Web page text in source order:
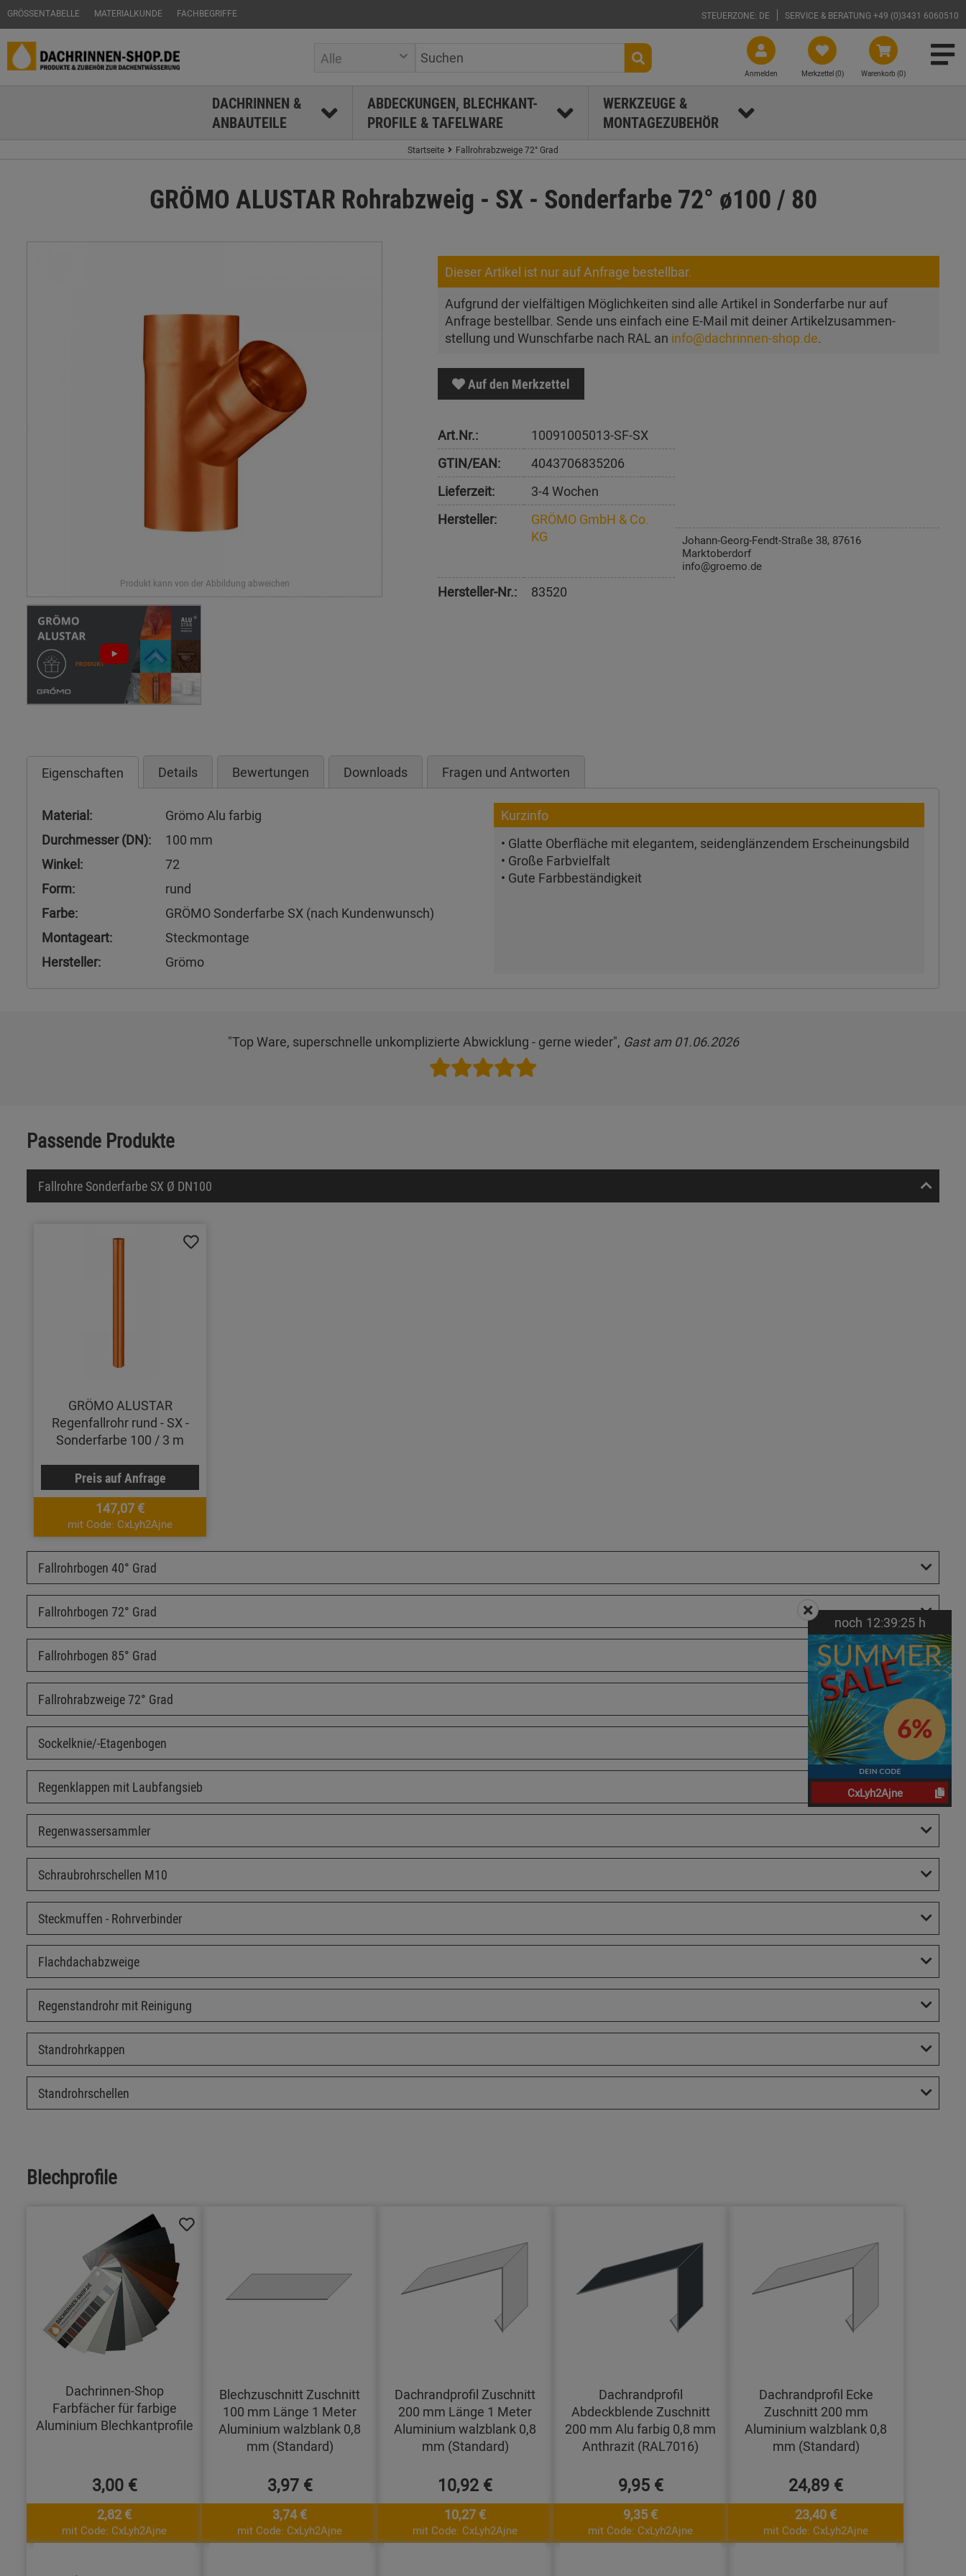
GRÖSSENTABELLE MATERIALKUNDE FACHBEGRIFFE STEUERZONE: DE SERVICE & BERATUNG +49 (0)3431 6060510
Warenkorb (0)
Merkzettel (0)
Anmelden
Alle
DACHRINNEN &
ANBAUTEILE
ABDECKUNGEN, BLECHKANT-
PROFILE & TAFELWARE
WERKZEUGE &
MONTAGEZUBEHÖR
Startseite Fallrohrabzweige 72° Grad
GRÖMO ALUSTAR Rohrabzweig - SX - Sonderfarbe 72° ø100 / 80
Dieser Artikel ist nur auf Anfrage bestellbar.
Aufgrund der vielfältigen Möglichkeiten sind alle Artikel in Sonderfarbe nur auf
Anfrage bestellbar. Sende uns einfach eine E-Mail mit deiner Artikel­zusam­men­
stellung und Wunschfarbe nach RAL an info@dachrinnen-shop.de.
Auf den Merkzettel
Art.Nr.:
10091005013-SF-SX
GTIN/EAN:
4043706835206
Lieferzeit:
3-4 Wochen
Hersteller:
GRÖMO GmbH & Co.
KG
Johann-Georg-Fendt-Straße 38, 87616
Marktoberdorf
info@groemo.de
Hersteller-Nr.: 83520
Eigenschaften Details Bewertungen Downloads Fragen und Antworten
Material:
Grömo Alu farbig
Durchmesser (DN):
100 mm
Winkel:
72
Form:
rund
Farbe:
GRÖMO Sonderfarbe SX (nach Kundenwunsch)
Montageart:
Steckmontage
Hersteller:
Grömo
Kurzinfo
• Glatte Oberfläche mit elegantem, seidenglänzendem Erscheinungsbild
• Große Farbvielfalt
• Gute Farbbeständigkeit
"Top Ware, superschnelle unkomplizierte Abwicklung - gerne wieder", Gast am 01.06.2026
Passende Produkte
Fallrohre Sonderfarbe SX Ø DN100
GRÖMO ALUSTAR
Regenfallrohr rund - SX -
Sonderfarbe 100 / 3 m
Preis auf Anfrage
147,07 €
mit Code: CxLyh2Ajne
Fallrohrbogen 40° Grad
Fallrohrbogen 72° Grad
Fallrohrbogen 85° Grad
Fallrohrabzweige 72° Grad
Sockelknie/-Etagenbogen
Regenklappen mit Laubfangsieb
Regenwassersammler
Schraubrohrschellen M10
Steckmuffen - Rohrverbinder
Flachdachabzweige
Regenstandrohr mit Reinigung
Standrohrkappen
Standrohrschellen
Blechprofile
Dachrinnen-Shop
Farbfächer für farbige
Aluminium Blechkantprofile
3,00 €
2,82 €
mit Code: CxLyh2Ajne
Blechzuschnitt Zuschnitt
100 mm Länge 1 Meter
Aluminium walzblank 0,8
mm (Standard)
3,97 €
3,74 €
mit Code: CxLyh2Ajne
Dachrandprofil Zuschnitt
200 mm Länge 1 Meter
Aluminium walzblank 0,8
mm (Standard)
10,92 €
10,27 €
mit Code: CxLyh2Ajne
Dachrandprofil
Abdeckblende Zuschnitt
200 mm Alu farbig 0,8 mm
Anthrazit (RAL7016)
9,95 €
9,35 €
mit Code: CxLyh2Ajne
Dachrandprofil Ecke
Zuschnitt 200 mm
Aluminium walzblank 0,8
mm (Standard)
24,89 €
23,40 €
mit Code: CxLyh2Ajne
noch 12:39:24 h
CxLyh2Ajne